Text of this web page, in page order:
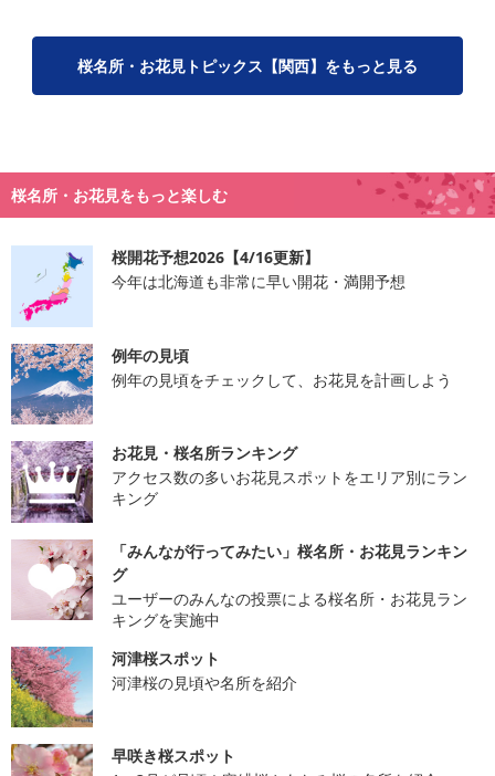
桜名所・お花見トピックス【関西】をもっと見る
桜名所・お花見をもっと楽しむ
桜開花予想2026【4/16更新】
今年は北海道も非常に早い開花・満開予想
例年の見頃
例年の見頃をチェックして、お花見を計画しよう
お花見・桜名所ランキング
アクセス数の多いお花見スポットをエリア別にラン
キング
「みんなが行ってみたい」桜名所・お花見ランキン
グ
ユーザーのみんなの投票による桜名所・お花見ラン
キングを実施中
河津桜スポット
河津桜の見頃や名所を紹介
早咲き桜スポット